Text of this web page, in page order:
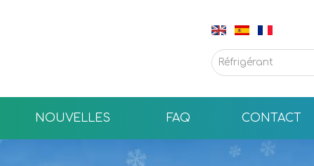
NOUVELLES FAQ CONTACT